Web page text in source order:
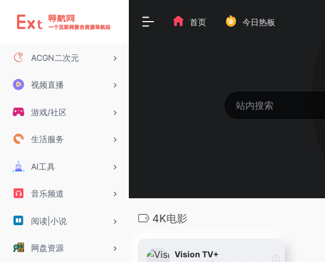
ACGN二次元
视频直播
游戏/社区
生活服务
AI工具
音乐频道
阅读|小说
网盘资源
首页 今日热板
4K电影
Vision TV+